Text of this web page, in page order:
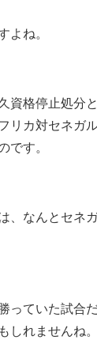
よね。
資格停止処分
リカ対セネガ
です。
、なんとセネ
っていた試合
しれませんね。